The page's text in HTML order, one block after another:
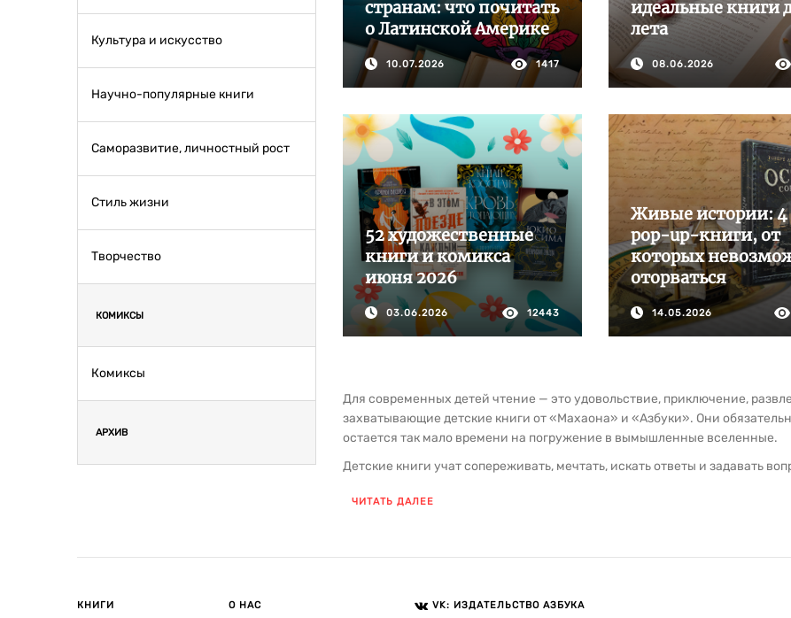
Культура и искусство
Научно-популярные книги
Саморазвитие, личностный рост
Стиль жизни
Творчество
КОМИКСЫ
Комиксы
АРХИВ
странам: что почитать
о Латинской Америке
10.07.2026 1417
идеальные книги
лета
08.06.2026
52 художественные
книги и комикса
июня 2026
03.06.2026 12443
Живые истории: 4
pop-up-книги, от
которых
оторваться
14.05.2026
Для современных детей чтение — это удовольствие, приключение,
захватывающие детские книги от «Махаона» и «Азбуки». Они
остается так мало времени на погружение в вымышленные вселенные.
Детские книги учат сопереживать, мечтать, искать ответы и задавать
тихим голосом, который помогает понять себя и других, учит
ЧИТАТЬ ДАЛЕЕ
КНИГИ О НАС VK: ИЗДАТЕЛЬСТВО АЗБУКА